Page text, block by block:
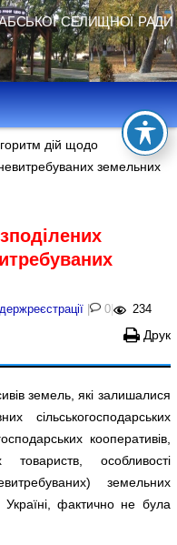
селищної ради
дій щодо
земельних
| 0 | 234
Друк
земель, які залишалися
сільськогосподарських
кооперативів,
товариств, особливості
земельних
Україні, фактично не була